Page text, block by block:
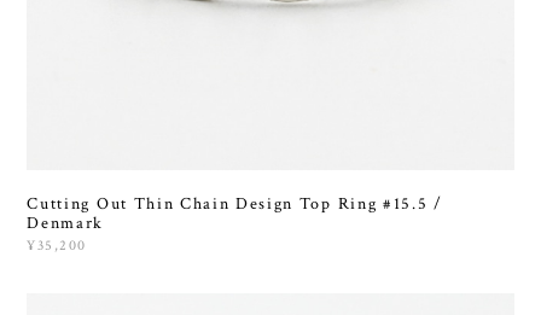
Cutting Out Thin Chain Design Top Ring #15.5 /
Denmark
¥35,200